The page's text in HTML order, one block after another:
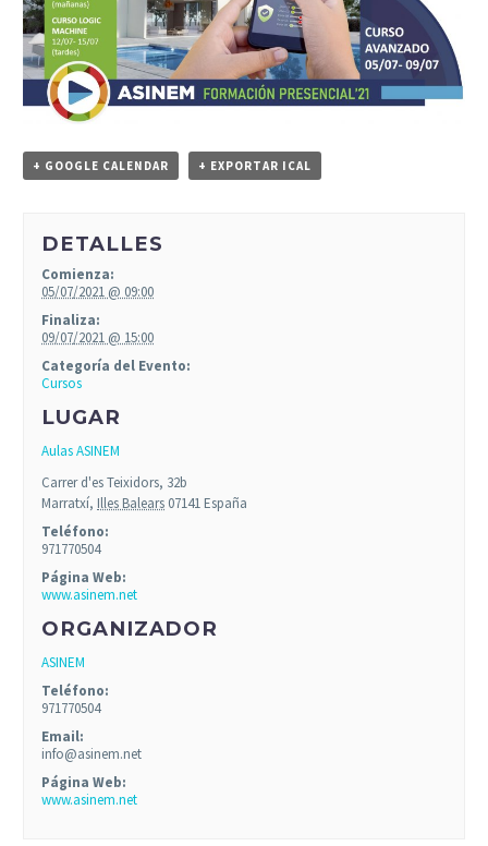
+ GOOGLE CALENDAR + EXPORTAR ICAL
DETALLES
Comienza:
05/07/2021 @ 09:00
Finaliza:
09/07/2021 @ 15:00
Categoría del Evento:
Cursos
LUGAR
Aulas ASINEM
Carrer d'es Teixidors, 32b
Marratxí, Illes Balears 07141 España
Teléfono:
971770504
Página Web:
www.asinem.net
ORGANIZADOR
ASINEM
Teléfono:
971770504
Email:
info@asinem.net
Página Web:
www.asinem.net